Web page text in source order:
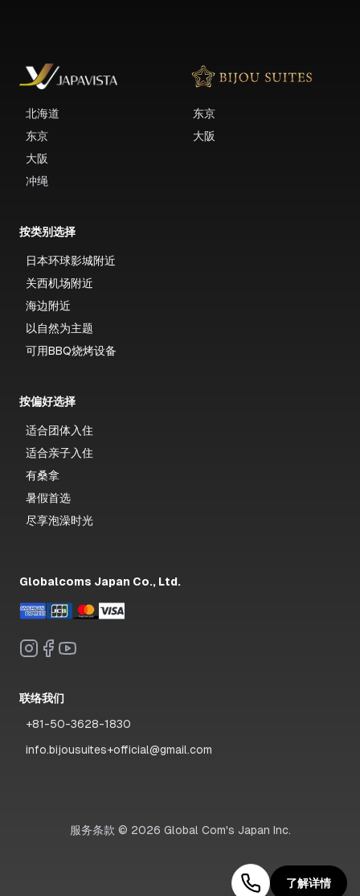
了解详情
北海道
东京
大阪
冲绳
东京
大阪
按类别选择
日本环球影城附近
关西机场附近
海边附近
以自然为主题
可用BBQ烧烤设备
按偏好选择
适合团体入住
适合亲子入住
有桑拿
暑假首选
尽享泡澡时光
Globalcoms Japan Co., Ltd.
联络我们
+81-50-3628-1830
info.bijousuites+official@gmail.com
服务条款 © 2026 Global Com's Japan Inc.